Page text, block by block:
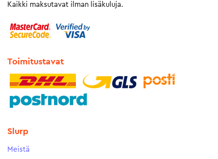
Kaikki maksutavat ilman lisäkuluja.
Toimitustavat
Slurp
Meistä